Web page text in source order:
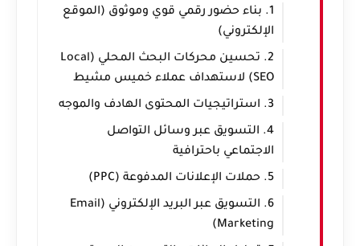
1. بناء حضور رقمي قوي وموثوق (الموقع
الإلكتروني)
2. تحسين محركات البحث المحلي (Local
SEO) لاستهداف عملاء خميس مشيط
3. استراتيجيات المحتوى الهادف والموجه
4. التسويق عبر وسائل التواصل
الاجتماعي باحترافية
5. حملات الإعلانات المدفوعة (PPC)
6. التسويق عبر البريد الإلكتروني (Email
Marketing)